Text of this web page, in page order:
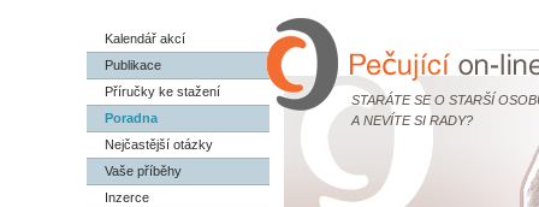
STARÁTE SE O STARŠÍ
A NEVÍTE SI RADY?
Kalendář akcí
Publikace
Příručky ke stažení
Poradna
Nejčastější otázky
Vaše příběhy
Inzerce